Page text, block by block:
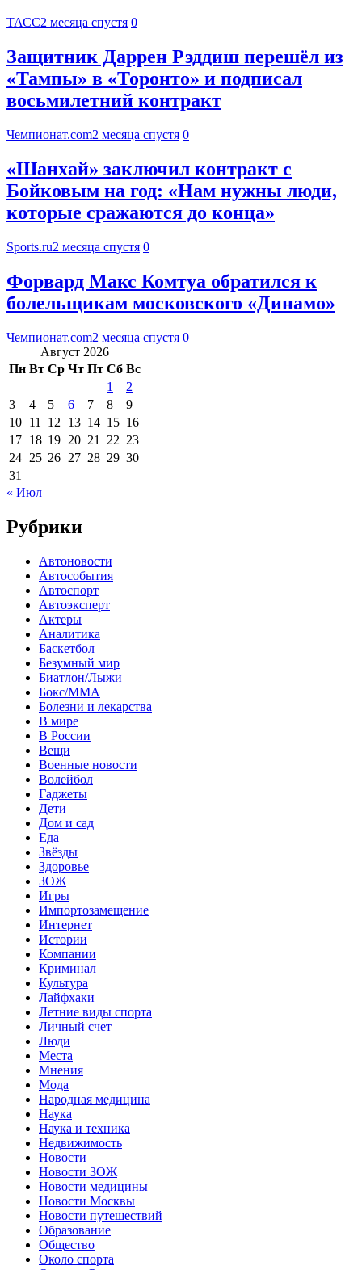
ТАСС2 месяца спустя 0
Защитник Даррен Рэддиш перешёл из
«Тампы» в «Торонто» и подписал
восьмилетний контракт
Чемпионат.com2 месяца спустя 0
«Шанхай» заключил контракт с
Бойковым на год: «Нам нужны люди,
которые сражаются до конца»
Sports.ru2 месяца спустя 0
Форвард Макс Комтуа обратился к
болельщикам московского «Динамо»
Чемпионат.com2 месяца спустя 0
Август 2026
Пн Вт Ср Чт Пт Сб Вс
1
2
3
4 5 6 7 8
9
10 11 12 13 14 15 16
17 18 19 20 21 22 23
24 25 26 27 28 29 30
31
« Июл
Рубрики
Автоновости
Автособытия
Автоспорт
Автоэксперт
Актеры
Аналитика
Баскетбол
Безумный мир
Биатлон/Лыжи
Бокс/MMA
Болезни и лекарства
В мире
В России
Вещи
Военные новости
Волейбол
Гаджеты
Дети
Дом и сад
Еда
Звёзды
Здоровье
ЗОЖ
Игры
Импортозамещение
Интернет
Истории
Компании
Криминал
Культура
Лайфхаки
Летние виды спорта
Личный счет
Люди
Места
Мнения
Мода
Народная медицина
Наука
Наука и техника
Недвижимость
Новости
Новости ЗОЖ
Новости медицины
Новости Москвы
Новости путешествий
Образование
Общество
Около спорта